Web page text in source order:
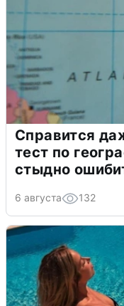
Справится
тест по
стыдно
6 августа 132